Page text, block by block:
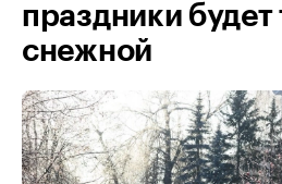
праздники будет
снежной